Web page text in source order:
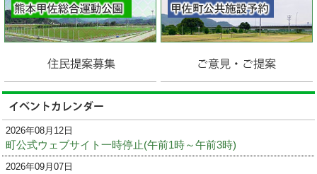
2026年08月12日
町公式ウェブサイト一時停止(午前1時～午前3時)
2026年09月07日